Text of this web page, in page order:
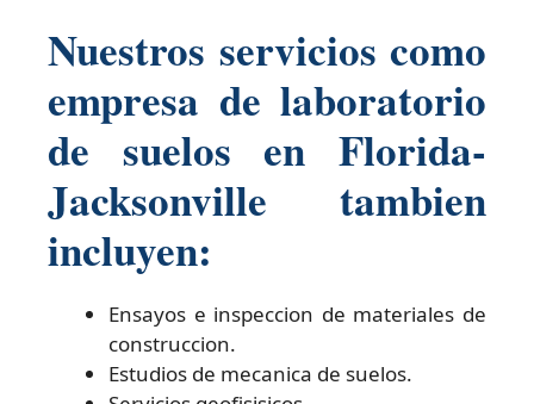
Nuestros servicios como
empresa de laboratorio
de suelos en Florida-
Jacksonville tambien
incluyen:
Ensayos e inspeccion de materiales de
construccion.
Estudios de mecanica de suelos.